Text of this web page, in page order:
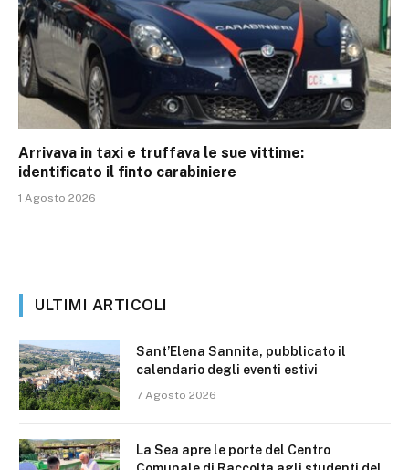
Arrivava in taxi e truffava le sue vittime:
identificato il finto carabiniere
1 Agosto 2026
ULTIMI ARTICOLI
Sant’Elena Sannita, pubblicato il
calendario degli eventi estivi
7 Agosto 2026
La Sea apre le porte del Centro